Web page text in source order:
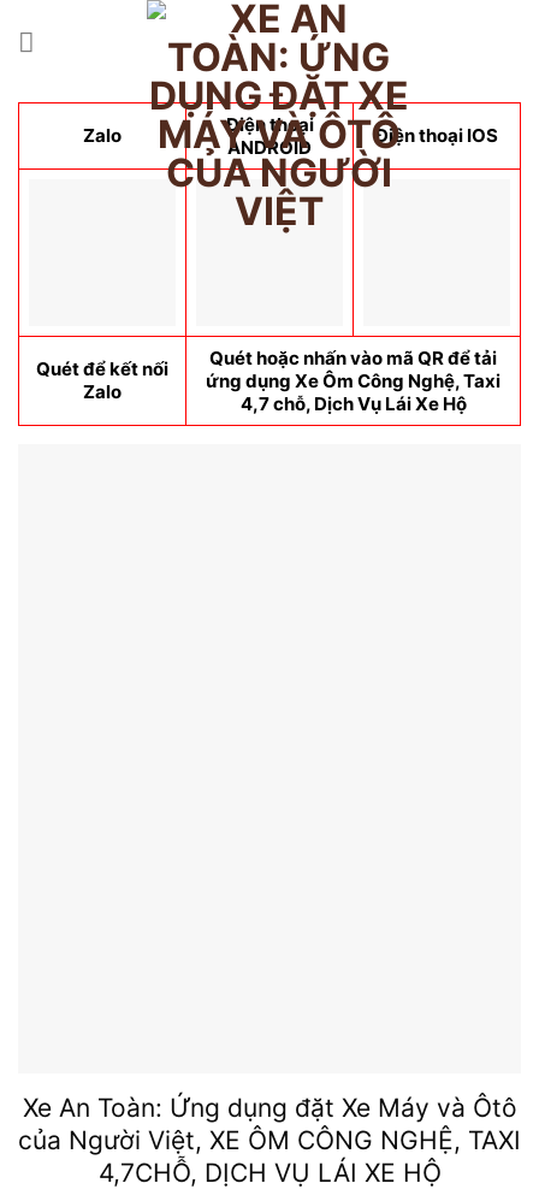
Zalo
Điện thoại
ANDROID
Điện thoại IOS
Quét để kết nối
Zalo
Quét hoặc nhấn vào mã QR để tải
ứng dụng Xe Ôm Công Nghệ, Taxi
4,7 chỗ, Dịch Vụ Lái Xe Hộ
Xe An Toàn: Ứng dụng đặt Xe Máy và Ôtô
của Người Việt, XE ÔM CÔNG NGHỆ, TAXI
4,7CHỖ, DỊCH VỤ LÁI XE HỘ